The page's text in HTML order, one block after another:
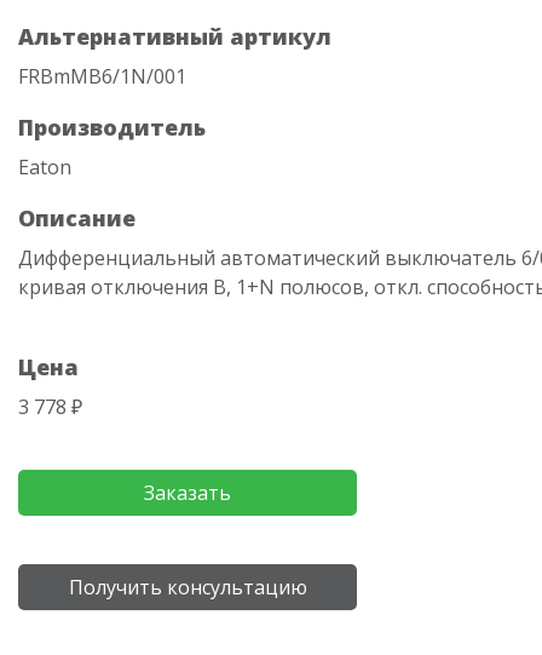
Альтернативный артикул
FRBmMB6/1N/001
Производитель
Eaton
Описание
Дифференциальный автоматический выключатель 6/
кривая отключения В, 1+N полюсов, откл.
Цена
3 778 ₽
Заказать
Получить консультацию